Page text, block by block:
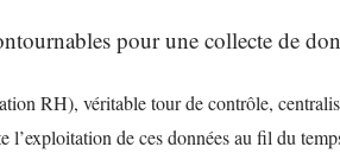
pour une collecte de
RH), véritable tour de contrôle,
l’exploitation de ces données au fil du